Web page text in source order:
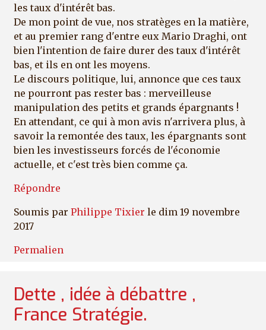
les taux d'intérêt bas.
De mon point de vue, nos stratèges en la matière,
et au premier rang d'entre eux Mario Draghi, ont
bien l'intention de faire durer des taux d'intérêt
bas, et ils en ont les moyens.
Le discours politique, lui, annonce que ces taux
ne pourront pas rester bas : merveilleuse
manipulation des petits et grands épargnants !
En attendant, ce qui à mon avis n'arrivera plus, à
savoir la remontée des taux, les épargnants sont
bien les investisseurs forcés de l'économie
actuelle, et c'est très bien comme ça.
Répondre
Soumis par Philippe Tixier le dim 19 novembre
2017
Permalien
Dette , idée à débattre ,
France Stratégie.